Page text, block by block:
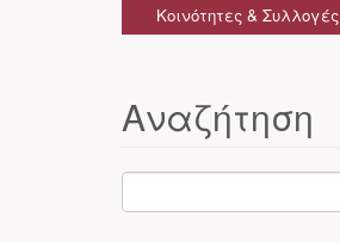
Κοινότητες & Συλλογές
Αναζήτηση